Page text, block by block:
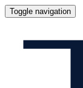
Toggle navigation